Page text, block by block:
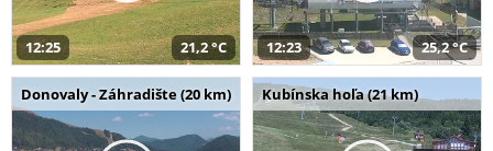
12:25 21,2 °C 12:23 25,2 °C
Donovaly - Záhradište (20 km) Kubínska hoľa (21 km)